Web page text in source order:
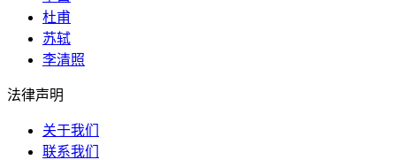
杜甫
苏轼
李清照
法律声明
关于我们
联系我们